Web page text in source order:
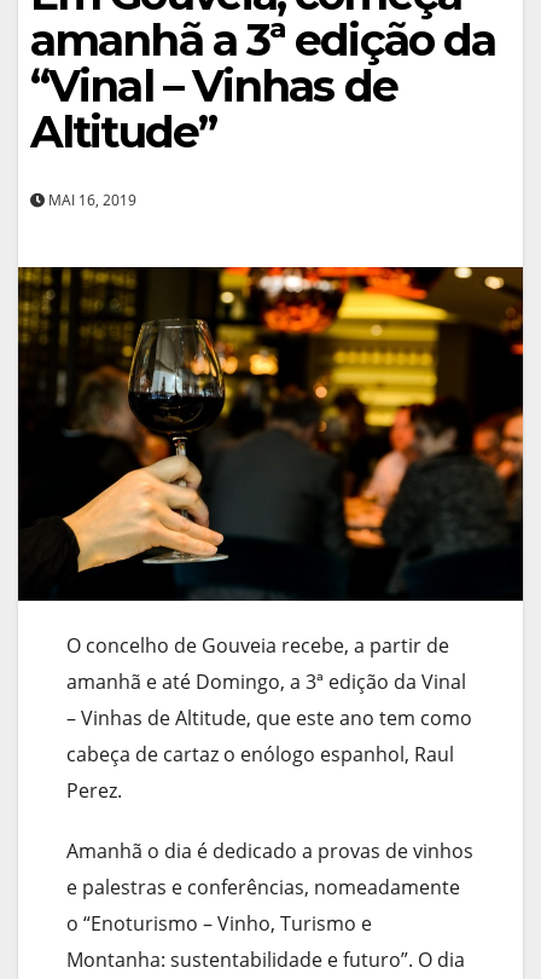
amanhã a 3ª edição da
“Vinal – Vinhas de
Altitude”
MAI 16, 2019
O concelho de Gouveia recebe, a partir de
amanhã e até Domingo, a 3ª edição da Vinal
– Vinhas de Altitude, que este ano tem como
cabeça de cartaz o enólogo espanhol, Raul
Perez.
Amanhã o dia é dedicado a provas de vinhos
e palestras e conferências, nomeadamente
o “Enoturismo – Vinho, Turismo e
Montanha: sustentabilidade e futuro”. O dia